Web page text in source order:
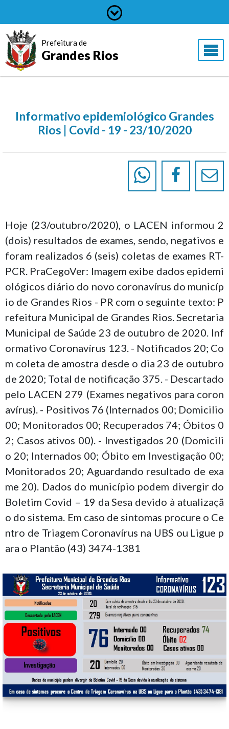
Prefeitura de
Grandes Rios
Informativo epidemiológico Grandes
Rios | Covid - 19 - 23/10/2020
Hoje (23/outubro/2020), o LACEN informou 2
(dois) resultados de exames, sendo, negativos e
foram realizados 6 (seis) coletas de exames RT-
PCR. PraCegoVer: Imagem exibe dados epidemi
ológicos diário do novo coronavírus do municíp
io de Grandes Rios - PR com o seguinte texto: P
refeitura Municipal de Grandes Rios. Secretaria
Municipal de Saúde 23 de outubro de 2020. Inf
ormativo Coronavírus 123. - Notificados 20; Co
m coleta de amostra desde o dia 23 de outubro
de 2020; Total de notificação 375. - Descartado
pelo LACEN 279 (Exames negativos para coron
avírus). - Positivos 76 (Internados 00; Domicilio
00; Monitorados 00; Recuperados 74; Óbitos 0
2; Casos ativos 00). - Investigados 20 (Domicili
o 20; Internados 00; Óbito em Investigação 00;
Monitorados 20; Aguardando resultado de exa
me 20). Dados do município podem divergir do
Boletim Covid – 19 da Sesa devido à atualizaçã
o do sistema. Em caso de sintomas procure o Ce
ntro de Triagem Coronavírus na UBS ou Ligue p
ara o Plantão (43) 3474-1381